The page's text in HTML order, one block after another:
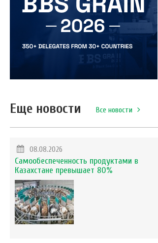
Еще новости Все новости
08.08.2026
Самообеспеченность продуктами в
Казахстане превышает 80%